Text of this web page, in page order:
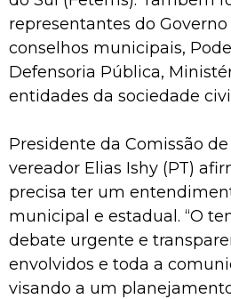
representantes do Governo
conselhos municipais,
Defensoria Pública,
entidades da sociedade
Presidente da Comissão
vereador Elias Ishy (PT)
precisa ter um
municipal e estadual. “O
debate urgente e
envolvidos e toda a
visando a um